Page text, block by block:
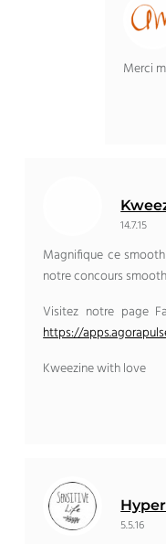
Merci
14.7.15
Magnifique ce
notre concours
Visitez notre page
https://
Kweezine with love
5.5.16